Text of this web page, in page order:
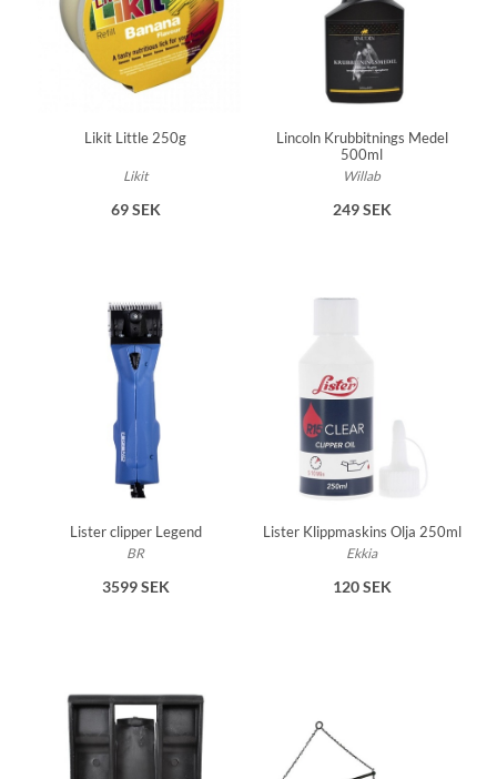
Likit Little 250g
Likit
69 SEK
Lincoln Krubbitnings Medel
500ml
Willab
249 SEK
Lister clipper Legend
BR
3599 SEK
Lister Klippmaskins Olja 250ml
Ekkia
120 SEK